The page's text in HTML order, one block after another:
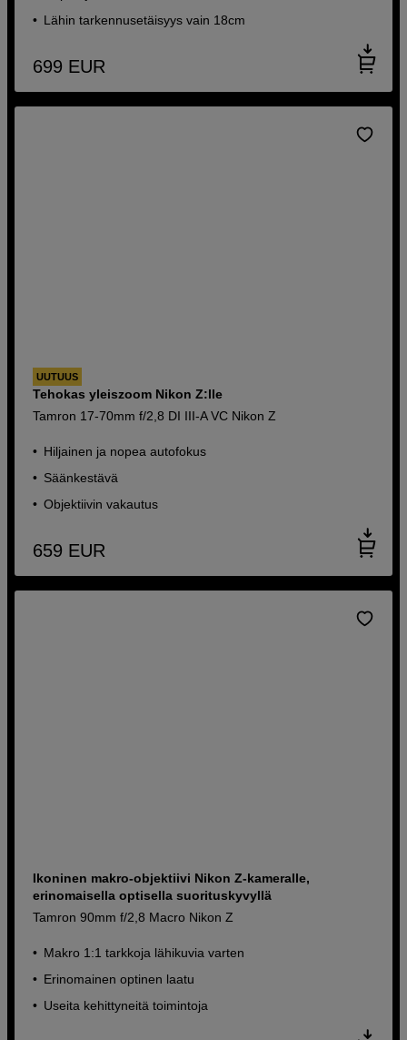
Lähin tarkennusetäisyys vain 18cm
699 EUR
UUTUUS
Tehokas yleiszoom Nikon Z:lle
Tamron 17-70mm f/2,8 DI III-A VC Nikon Z
Hiljainen ja nopea autofokus
Säänkestävä
Objektiivin vakautus
659 EUR
Ikoninen makro-objektiivi Nikon Z-kameralle,
erinomaisella optisella suorituskyvyllä
Tamron 90mm f/2,8 Macro Nikon Z
Makro 1:1 tarkkoja lähikuvia varten
Erinomainen optinen laatu
Useita kehittyneitä toimintoja